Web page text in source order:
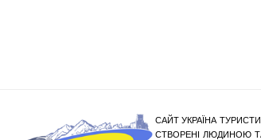
САЙТ УКРАЇНА
СТВОРЕНІ ЛЮДИНОЮ